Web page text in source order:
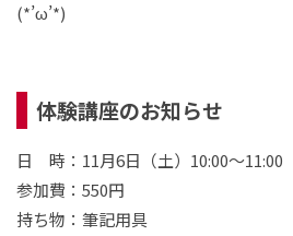
(*’ω’*)
体験講座のお知らせ
日 時：11月6日（土）10:00～11:00
参加費：550円
持ち物：筆記用具